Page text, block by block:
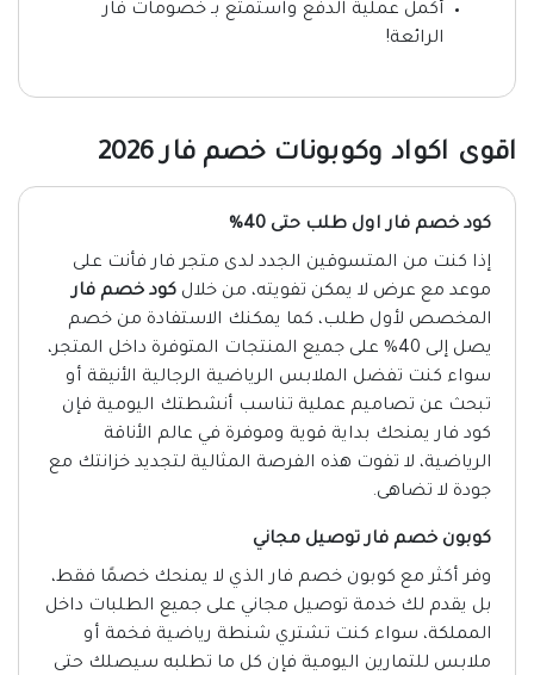
أكمل عملية الدفع واستمتع بـ خصومات فار
الرائعة!
اقوى اكواد وكوبونات خصم فار 2026
كود خصم فار اول طلب حتى 40%
إذا كنت من المتسوقين الجدد لدى متجر فار فأنت على
موعد مع عرض لا يمكن تفويته، من خلال كود خصم فار
المخصص لأول طلب، كما يمكنك الاستفادة من خصم
يصل إلى 40% على جميع المنتجات المتوفرة داخل المتجر،
سواء كنت تفضل الملابس الرياضية الرجالية الأنيقة أو
تبحث عن تصاميم عملية تناسب أنشطتك اليومية فإن
كود فار يمنحك بداية قوية وموفرة في عالم الأناقة
الرياضية، لا تفوت هذه الفرصة المثالية لتجديد خزانتك مع
جودة لا تضاهى.
كوبون خصم فار توصيل مجاني
وفر أكثر مع كوبون خصم فار الذي لا يمنحك خصمًا فقط،
بل يقدم لك خدمة توصيل مجاني على جميع الطلبات داخل
المملكة، سواء كنت تشتري شنطة رياضية فخمة أو
ملابس للتمارين اليومية فإن كل ما تطلبه سيصلك حتى